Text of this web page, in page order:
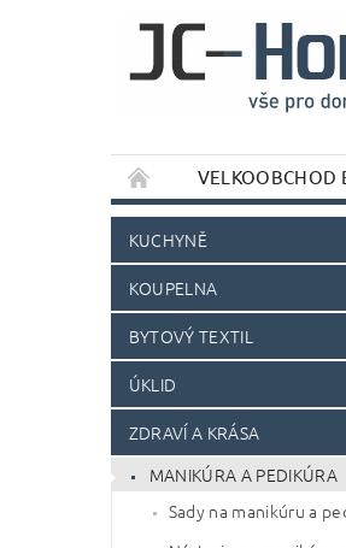
VELKOOBCHOD
KUCHYNĚ
KOUPELNA
BYTOVÝ TEXTIL
ÚKLID
ZDRAVÍ A KRÁSA
MANIKÚRA A PEDIKÚRA
Sady na manikúru a